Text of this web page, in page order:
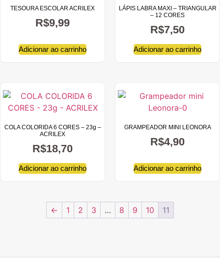
TESOURA ESCOLAR ACRILEX
R$9,99
Adicionar ao carrinho
LÁPIS LABRA MAXI – TRIANGULAR
– 12 CORES
R$7,50
Adicionar ao carrinho
COLA COLORIDA 6 CORES – 23g –
ACRILEX
R$18,70
Adicionar ao carrinho
GRAMPEADOR MINI LEONORA
R$4,90
Adicionar ao carrinho
← 1 2 3 … 8 9 10 11